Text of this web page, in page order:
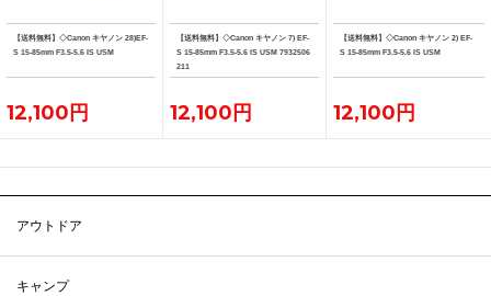
【送料無料】◇Canon キヤノン 28)EF-
S 15-85mm F3.5-5.6 IS USM
12,100円
【送料無料】◇Canon キヤノン 7) EF-
S 15-85mm F3.5-5.6 IS USM 7932506
211
12,100円
【送料無料】◇Canon キヤノン 2) EF-
S 15-85mm F3.5-5.6 IS USM
12,100円
アウトドア
キャンプ